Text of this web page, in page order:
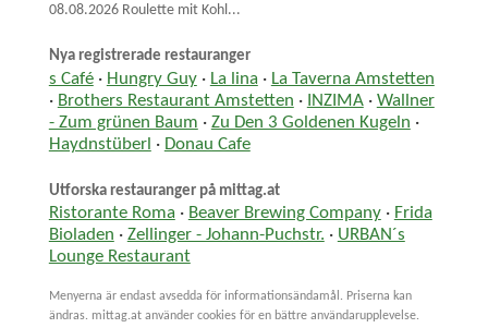
08.08.2026 Roulette mit Kohl...
Nya registrerade restauranger
s Café· Hungry Guy· La lina · La Taverna Amstetten
· Brothers Restaurant Amstetten · INZIMA· Wallner
- Zum grünen Baum · Zu Den 3 Goldenen Kugeln ·
Haydnstüberl · Donau Cafe
Utforska restauranger på mittag.at
Ristorante Roma · Beaver Brewing Company· Frida
Bioladen · Zellinger - Johann-Puchstr. · URBAN´s
Lounge Restaurant
Menyerna är endast avsedda för informationsändamål. Priserna kan
ändras. mittag.at använder cookies för en bättre användarupplevelse.